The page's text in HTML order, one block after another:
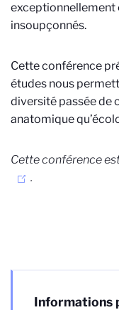
exceptionnellement
insoupçonnés.
Cette conférence
études nous
diversité passée de
anatomique
Cette conférence
.
Informations